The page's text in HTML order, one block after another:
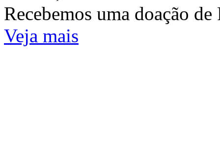
Recebemos uma doação
Veja mais